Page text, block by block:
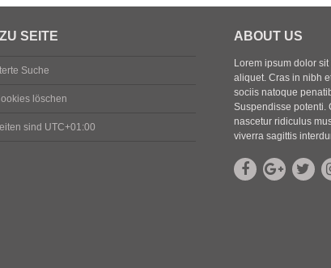
SEITE
Suche
löschen
sind UTC+01:00
ABOUT US
Lorem ipsum dolor
aliquet. Cras in nibh
sociis natoque
Suspendisse potenti.
nascetur ridiculus
viverra sagittis